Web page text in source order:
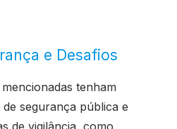
e Desafios
tenham
segurança pública e
de vigilância, como